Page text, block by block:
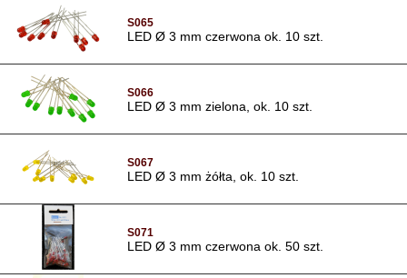
S065
LED Ø 3 mm czerwona ok. 10 szt.
S066
LED Ø 3 mm zielona, ok. 10 szt.
S067
LED Ø 3 mm żółta, ok. 10 szt.
S071
LED Ø 3 mm czerwona ok. 50 szt.